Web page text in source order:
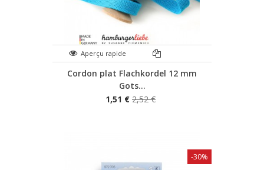
Aperçu rapide
Cordon plat Flachkordel 12 mm
Gots...
1,51 € 2,52 €
-30%